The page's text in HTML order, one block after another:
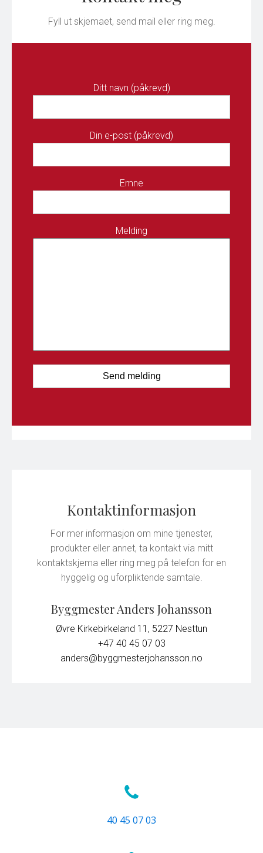
Fyll ut skjemaet, send mail eller ring meg.
Ditt navn (påkrevd)
Din e-post (påkrevd)
Emne
Melding
Kontaktinformasjon
For mer informasjon om mine tjenester,
produkter eller annet, ta kontakt via mitt
kontaktskjema eller ring meg på telefon for en
hyggelig og uforpliktende samtale.
Byggmester Anders Johansson
Øvre Kirkebirkeland 11, 5227 Nesttun
+47 40 45 07 03
anders@byggmesterjohansson.no
40 45 07 03